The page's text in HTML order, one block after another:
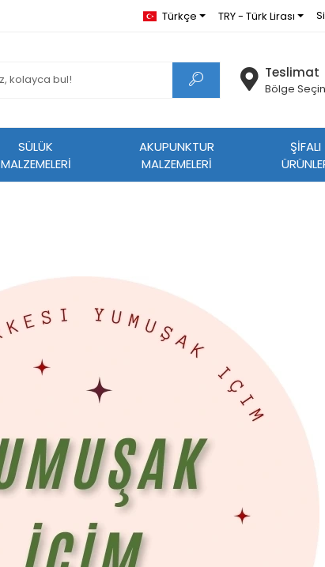
Türkçe TRY - Türk Lirası
Teslimat
Bölge Seçin
SÜLÜK
MALZEMELERİ
AKUPUNKTUR
MALZEMELERİ
ŞİFALI